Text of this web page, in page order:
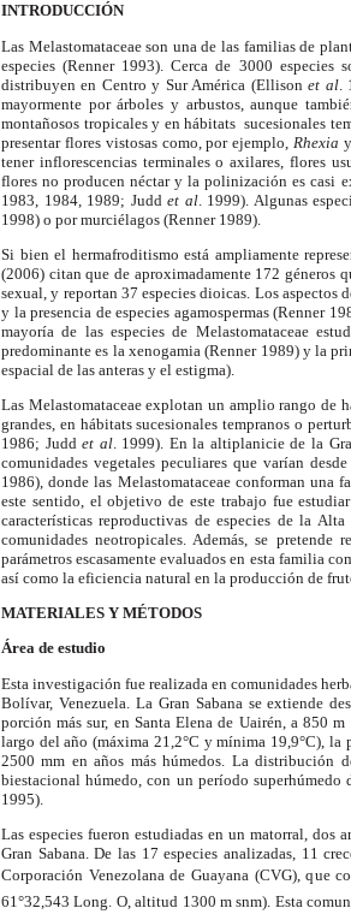
INTRODUCCIÓN
Las Melastomataceae son una de las familias de
especies (Renner 1993). Cerca de 3000
distribuyen en Centro y Sur América (Ellisonet al.
mayormente por árboles y arbustos, aunque
montañosos tropicales y en hábitats sucesionales
presentar flores vistosas como, por ejemplo, Rhexia y
tener inflorescencias terminales o axilares, flores
flores no producen néctar y la polinización es casi
1983, 1984, 1989; Judd et al. 1999). Algunas
1998) o por murciélagos (Renner 1989).
Si bien el hermafroditismo está ampliamente
(2006) citan que de aproximadamente 172 géneros
sexual, y reportan 37 especies dioicas. Los
y la presencia de especies agamospermas (Renner
mayoría de las especies de Melastomataceae
predominante es la xenogamia (Renner 1989) y la
espacial de las anteras y el estigma).
Las Melastomataceae explotan un amplio rango de
grandes, en hábitats sucesionales tempranos o
1986; Juddet al. 1999). En la altiplanicie de la
comunidades vegetales peculiares que varían
1986), donde las Melastomataceae conforman una
este sentido, el objetivo de este trabajo fue
características reproductivas de especies dela Alta
comunidades neotropicales. Además, se
parámetros escasamente evaluados en esta familia
así como la eficiencia natural en la producción de
MATERIALES Y MÉTODOS
Área de estudio
Esta investigación fue realizada en comunidades
Bolívar, Venezuela. La Gran Sabana se extiende
porción más sur, en Santa Elena de Uairén, a850 m
largo del año (máxima 21,2°C y mínima 19,9°C), la
2500 mm en años más húmedos. La distribución
biestacional húmedo, con un período
1995).
Las especies fueron estudiadas en un matorral, dos
Gran Sabana. De las 17 especies analizadas, 11
Corporación Venezolana de Guayana (CVG), que
61°32,543 Long. O, altitud 1300 m snm). Esta